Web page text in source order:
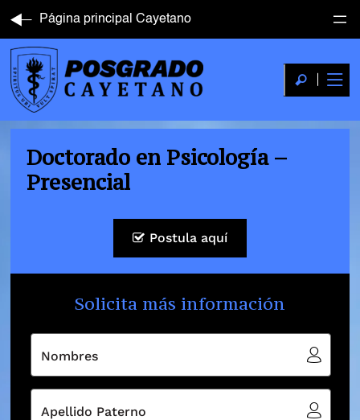
Página principal Cayetano
Doctorado en Psicología –
Presencial
Postula aquí
Solicita más información
Nombres
Apellido Paterno